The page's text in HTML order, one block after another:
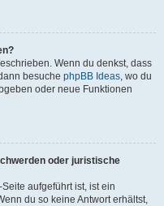
Wenn du denkst, dass
besuche phpBB Ideas, wo du
oder neue Funktionen
oder juristische
aufgeführt ist, ist ein
du so keine Antwort erhältst,